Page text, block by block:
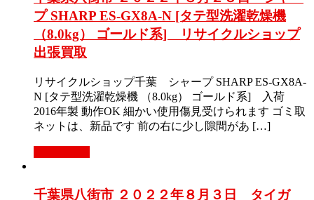
プ SHARP ES-GX8A-N [タテ型洗濯乾燥機
（8.0kg） ゴールド系] リサイクルショップ
出張買取
リサイクルショップ千葉 シャープ SHARP ES-GX8A-
N [タテ型洗濯乾燥機 （8.0kg） ゴールド系] 入荷
2016年製 動作OK 細かい使用傷見受けられます ゴミ取
ネットは、新品です 前の右に少し隙間があ […]
千葉県八街市 ２０２２年８月３日 タイガ